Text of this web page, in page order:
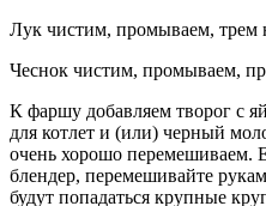
Лук чистим, промываем, трем
Чеснок чистим, промываем,
К фаршу добавляем творог с
для котлет и (или) черный
очень хорошо перемешиваем.
блендер, перемешивайте
будут попадаться крупные